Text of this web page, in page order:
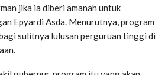
jika ia diberi amanah untuk
Epyardi Asda. Menurutnya, program
sulitnya lulusan perguruan tinggi di